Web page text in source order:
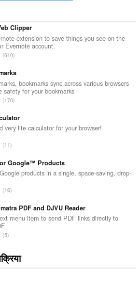
Clipper
extension to save things you see on the
Evernote account.
रे
ग
की
कु
ल
ख्या
:
610
bookmarks sync across various browsers
safety for your bookmarks
रे
ग
की
ल
ख्या
:
170
very lite calculator for your browser!
रे
ग
की
ल
ख्या
:
11
Google™ Products
products in a single, space-saving, drop-
रे
ग
की
कु
ल
ख्या
:
16
PDF and DJVU Reader
menu item to send PDF links directly to
रे
ग
की
5